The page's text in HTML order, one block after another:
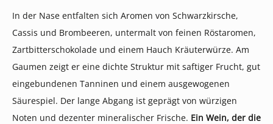
In der Nase entfalten sich Aromen von Schwarzkirsche,
Cassis und Brombeeren, untermalt von feinen Röstaromen,
Zartbitterschokolade und einem Hauch Kräuterwürze. Am
Gaumen zeigt er eine dichte Struktur mit saftiger Frucht, gut
eingebundenen Tanninen und einem ausgewogenen
Säurespiel. Der lange Abgang ist geprägt von würzigen
Noten und dezenter mineralischer Frische. Ein Wein, der die